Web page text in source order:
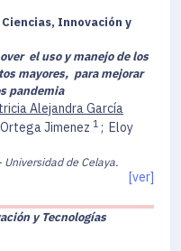
Innovación y
el uso y manejo de los
mayores, para mejorar
pandemia
Alejandra García
Jimenez 1 ; Eloy
Universidad de Celaya.
[ver]
y Tecnologías